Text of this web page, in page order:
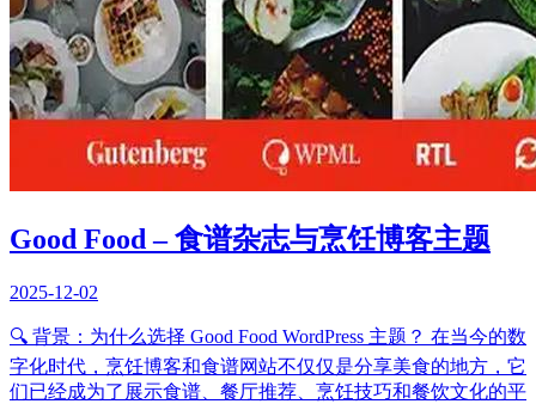
Good Food – 食谱杂志与烹饪博客主题
2025-12-02
🔍 背景：为什么选择 Good Food WordPress 主题？ 在当今的数
字化时代，烹饪博客和食谱网站不仅仅是分享美食的地方，它
们已经成为了展示食谱、餐厅推荐、烹饪技巧和餐饮文化的平